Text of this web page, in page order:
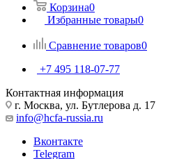
Корзина0
Избранные товары0
Сравнение товаров0
+7 495 118-07-77
Контактная информация
г. Москва, ул. Бутлерова д. 17
info@hcfa-russia.ru
Вконтакте
Telegram